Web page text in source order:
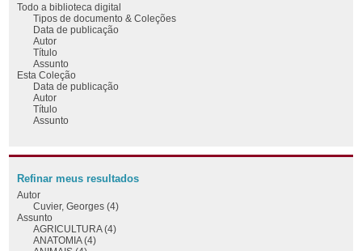
Todo a biblioteca digital
Tipos de documento & Coleções
Data de publicação
Autor
Título
Assunto
Esta Coleção
Data de publicação
Autor
Título
Assunto
Refinar meus resultados
Autor
Cuvier, Georges (4)
Assunto
AGRICULTURA (4)
ANATOMIA (4)